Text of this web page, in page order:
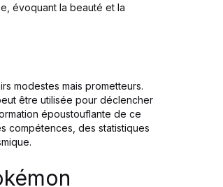
évoquant la beauté et la
modestes mais prometteurs.
être utilisée pour déclencher
époustouflante de ce
compétences, des statistiques